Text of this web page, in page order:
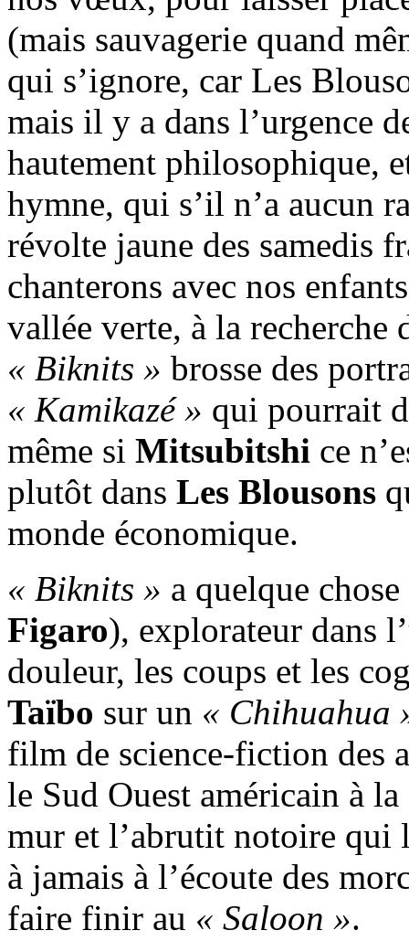
(mais sauvagerie quand
qui s’ignore, car Les
mais il y a dans l’urgence
hautement philosophique,
hymne, qui s’il n’a aucun
révolte jaune des samedis
chanterons avec nos
vallée verte, à la recherche
« Biknits » brosse des
« Kamikazé » qui pourrait
même si Mitsubitshi ce
plutôt dans Les Blousons
monde économique.
« Biknits » a quelque
Figaro), explorateur dans
douleur, les coups et les
Taïbo sur un « Chihuahua
film de science-fiction des
le Sud Ouest américain à
mur et l’abrutit notoire
à jamais à l’écoute des
faire finir au « Saloon ».